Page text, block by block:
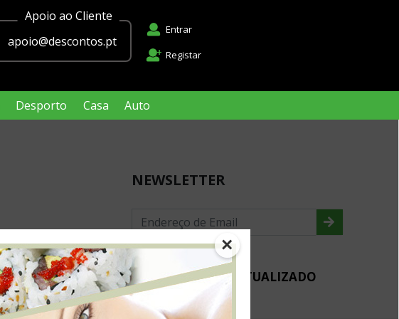
Apoio ao Cliente
apoio@descontos.pt
Entrar
Registar
Desporto Casa Auto
×
NEWSLETTER
MANTENHA-SE ACTUALIZADO